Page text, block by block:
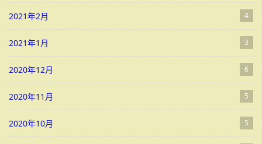
2021年2月 4
2021年1月 3
2020年12月 6
2020年11月 5
2020年10月 5